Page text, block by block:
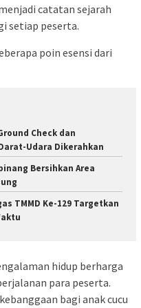
catatan sejarah
setiap peserta.
poin esensi dari
Check dan
Udara Dikerahkan
Bersihkan Area
TMMD Ke-129 Targetkan
hidup berharga
para peserta.
bagi anak cucu